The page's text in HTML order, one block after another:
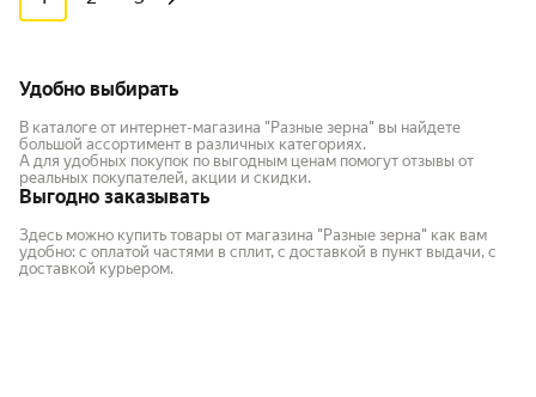
Удобно выбирать
В каталоге от интернет-магазина "Разные зерна" вы найдете
большой ассортимент в различных категориях.
А для удобных покупок по выгодным ценам помогут отзывы от
реальных покупателей, акции и скидки.
Выгодно заказывать
Здесь можно купить товары от магазина "Разные зерна" как вам
удобно: с оплатой частями в сплит, с доставкой в пункт выдачи, с
доставкой курьером.